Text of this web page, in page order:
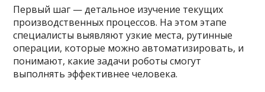
Первый шаг — детальное изучение текущих
производственных процессов. На этом этапе
специалисты выявляют узкие места, рутинные
операции, которые можно автоматизировать, и
понимают, какие задачи роботы смогут
выполнять эффективнее человека.